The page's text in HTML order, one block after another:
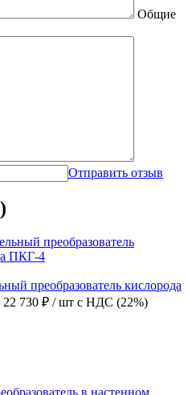
Общие
Отправить отзыв
преобразователь кислорода
22 730 ₽ / шт с НДС (22%)